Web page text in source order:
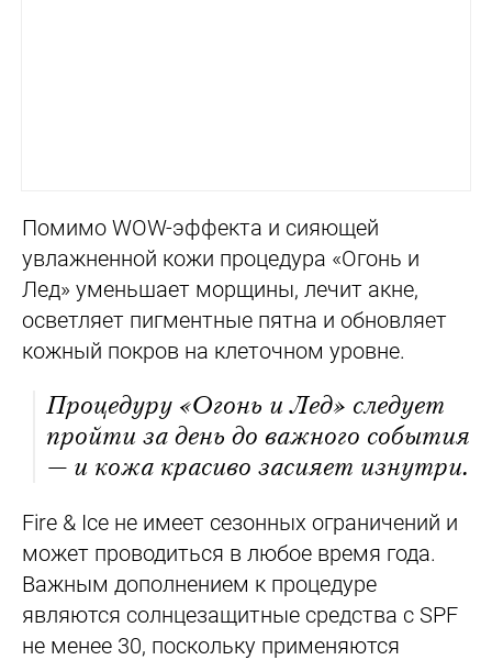
Помимо WOW-эффекта и сияющей
увлажненной кожи процедура «Огонь и
Лед» уменьшает морщины, лечит акне,
осветляет пигментные пятна и обновляет
кожный покров на клеточном уровне.
Процедуру «Огонь и Лед» следует
пройти за день до важного события
— и кожа красиво засияет изнутри.
Fire & Ice не имеет сезонных ограничений и
может проводиться в любое время года.
Важным дополнением к процедуре
являются солнцезащитные средства с SPF
не менее 30, поскольку применяются